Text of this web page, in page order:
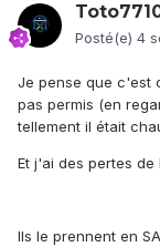
Posté(e) 4
Je pense que c'est
pas permis (en
tellement il était
Et j'ai des pertes de
Ils le prennent en